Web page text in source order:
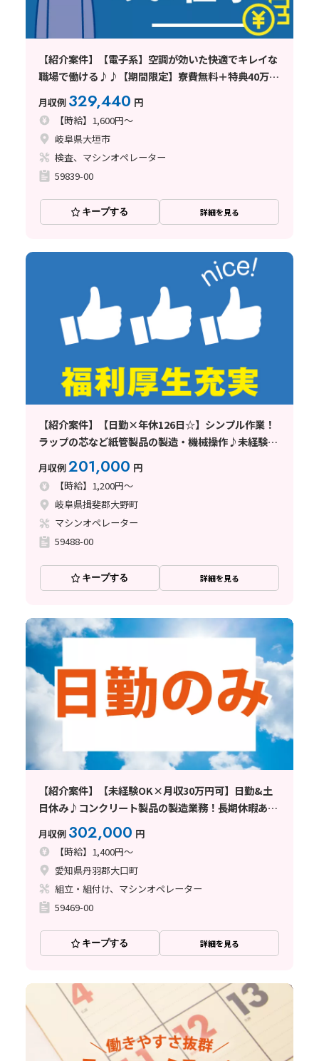
【紹介案件】【電子系】空調が効いた快適でキレイな
職場で働ける♪♪【期間限定】寮費無料＋特典40万
円！大人気♪☆電子部品の製造☆
月収例 329,440 円
【時給】1,600円～
岐阜県大垣市
検査、マシンオペレーター
59839-00
キープする 詳細を見る
【紹介案件】【日勤×年休126日☆】シンプル作業！
ラップの芯など紙管製品の製造・機械操作♪未経験歓
月収例201,000 円
【時給】1,200円～
岐阜県揖斐郡大野町
マシンオペレーター
59488-00
キープする 詳細を見る
【紹介案件】【未経験OK×月収30万円可】日勤&土
日休み♪コンクリート製品の製造業務！長期休暇あり
月収例 302,000 円
【時給】1,400円～
愛知県丹羽郡大口町
組立・組付け、マシンオペレーター
59469-00
キープする 詳細を見る